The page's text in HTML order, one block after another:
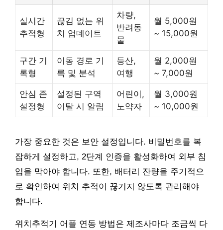
실시간
추적형
끊김 없는 위
치 업데이트
차량,
반려동
물
월 5,000원
~ 15,000원
구간 기
록형
이동 경로 기
록 및 분석
등산,
여행
월 2,000원
~ 7,000원
안심 존
설정형
설정된 구역
이탈 시 알림
어린이,
노약자
월 3,000원
~ 10,000원
가장 중요한 것은 보안 설정입니다. 비밀번호를 복
잡하게 설정하고, 2단계 인증을 활성화하여 외부 침
입을 막아야 합니다. 또한, 배터리 잔량을 주기적으
로 확인하여 위치 추적이 끊기지 않도록 관리해야
합니다.
위치추적기 어플 연동 방법은 제조사마다 조금씩 다